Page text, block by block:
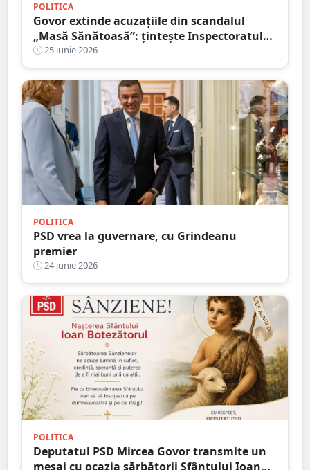
POLITICA
Govor extinde acuzațiile din scandalul
„Masă Sănătoasă”: țintește Inspectoratul
Școlar și susține că neregulile depășesc
cazul Socond
25 iunie 2026
POLITICA
PSD vrea la guvernare, cu Grindeanu
premier
24 iunie 2026
POLITICA
Deputatul PSD Mircea Govor transmite un
mesaj cu ocazia sărbătorii Sfântului Ioan